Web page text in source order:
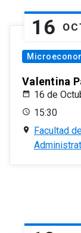
16
Valentina
16 de
15:30
Facultad